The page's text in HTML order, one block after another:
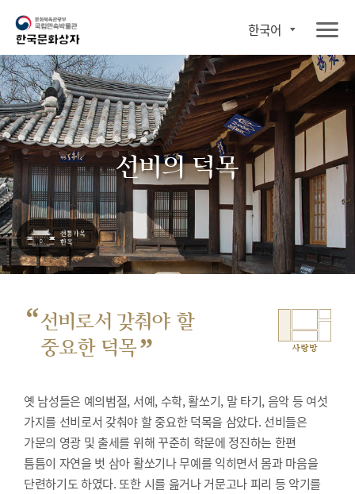
한국어
선비의 덕목
“선비로서 갖춰야 할
중요한 덕목” 사랑방
옛 남성들은 예의범절, 서예, 수학, 활쏘기, 말 타기, 음악 등 여섯
가지를 선비로서 갖춰야 할 중요한 덕목을 삼았다. 선비들은
가문의 영광 및 출세를 위해 꾸준히 학문에 정진하는 한편
틈틈이 자연을 벗 삼아 활쏘기나 무예를 익히면서 몸과 마음을
단련하기도 하였다. 또한 시를 읊거나 거문고나 피리 등 악기를